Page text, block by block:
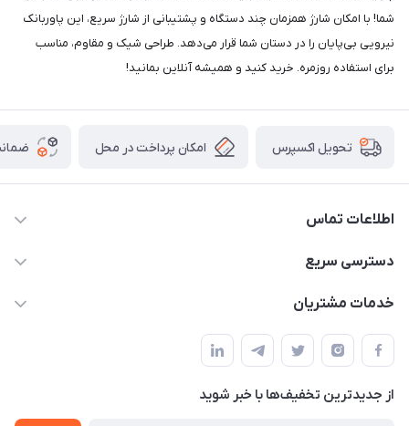
شما! با امکان شارژ همزمان چند دستگاه و پشتیبانی از شارژ سریع، این پاوربانک
نیرویی بی‌پایان را در دستان شما قرار می‌دهد. طراحی شیک و مقاوم، مناسب
برای استفاده روزمره. خرید کنید و همیشه آنلاین بمانید!
تحویل اکسپرس امکان پرداخت در محل
اطلاعات تماس
09170030302
تجاری بین الحرمین - طبقه همکف - پلاک 99a
دسترسی سریع
حساب کاربری
لیست محصولات
درباره ما
خدمات مشتریان
قوانین و مقررات
حریم خصوصی
راهنما
از جدید‌ترین تخفیف‌ها با‌ خبر شوید